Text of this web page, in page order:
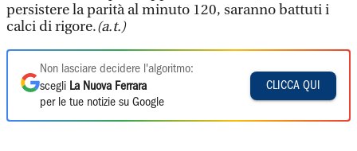
persistere la parità al minuto 120, saranno battuti i
calci di rigore.(a.t.)
Non lasciare decidere l'algoritmo:
scegli La Nuova Ferrara
per le tue notizie su Google
CLICCA QUI